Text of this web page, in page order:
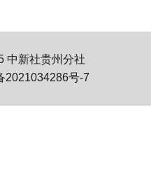
中新社贵州分社
2021034286号-7